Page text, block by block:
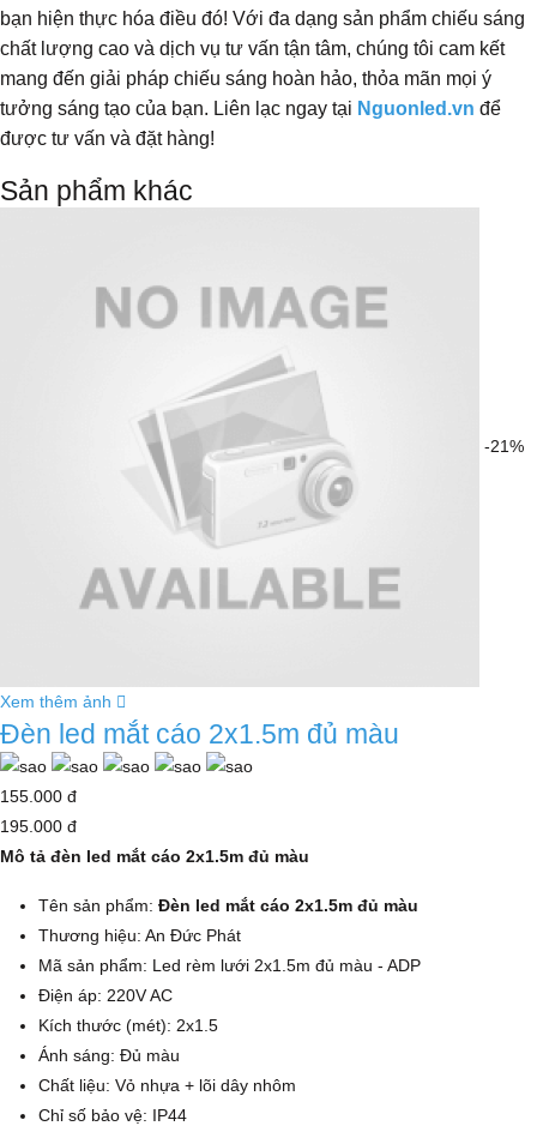
bạn hiện thực hóa điều đó! Với đa dạng sản phẩm chiếu sáng
chất lượng cao và dịch vụ tư vấn tận tâm, chúng tôi cam kết
mang đến giải pháp chiếu sáng hoàn hảo, thỏa mãn mọi ý
tưởng sáng tạo của bạn. Liên lạc ngay tại Nguonled.vn để
được tư vấn và đặt hàng!
Sản phẩm khác
-21%
Xem thêm ảnh
Đèn led mắt cáo 2x1.5m đủ màu
155.000 đ
195.000 đ
Mô tả đèn led mắt cáo 2x1.5m đủ màu
Tên sản phẩm: Đèn led mắt cáo 2x1.5m đủ màu
Thương hiệu: An Đức Phát
Mã sản phẩm: Led rèm lưới 2x1.5m đủ màu - ADP
Điện áp: 220V AC
Kích thước (mét): 2x1.5
Ánh sáng: Đủ màu
Chất liệu: Vỏ nhựa + lõi dây nhôm
Chỉ số bảo vệ: IP44